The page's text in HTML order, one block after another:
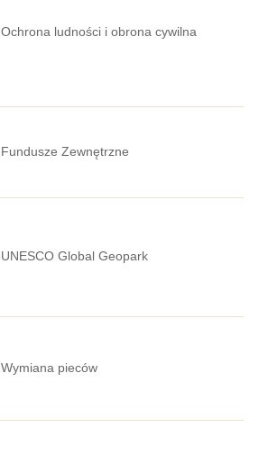
Ochrona ludności i obrona cywilna
Fundusze Zewnętrzne
UNESCO Global Geopark
Wymiana pieców